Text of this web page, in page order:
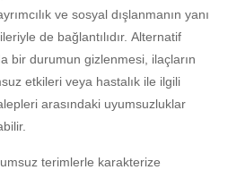
ve sosyal dışlanmanın yanı
de bağlantılıdır. Alternatif
bir durumun gizlenmesi, ilaçların
etkileri veya hastalık ile ilgili
arasındaki uyumsuzluklar
terimlerle karakterize